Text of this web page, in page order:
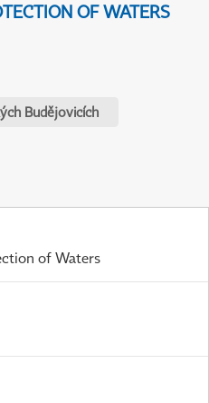
OF WATERS
Budějovicích
of Waters